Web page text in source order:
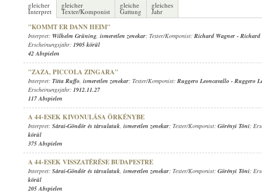
gleicher
Interpret
gleicher
Texter/Komponist
gleiche
Gattung
gleiches
Jahr
"KOMMT ER DANN HEIM"
Interpret: Wilhelm Grüning, ismeretlen zenekar; Texter/Komponist: Richard Wagner - Richard
Erscheinungsjahr: 1905 körül
42 Abspielen
"ZAZA, PICCOLA ZINGARA"
Interpret: Titta Ruffo, ismeretlen zenekar; Texter/Komponist: Ruggero Leoncavallo - Ruggero
Erscheinungsjahr: 1912.11.27
117 Abspielen
A 44-ESEK KIVONULÁSA ÖRKÉNYBE
Interpret: Sárai-Göndör és társulatuk, ismeretlen zenekar; Texter/Komponist: Görényi Tóni;
körül
375 Abspielen
A 44-ESEK VISSZATÉRÉSE BUDAPESTRE
Interpret: Sárai-Göndör és társulatuk, ismeretlen zenekar; Texter/Komponist: Görényi Tóni;
körül
205 Abspielen